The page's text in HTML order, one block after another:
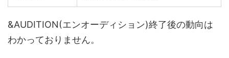
&AUDITION(エンオーディション)終了後の動向は
わかっておりません。